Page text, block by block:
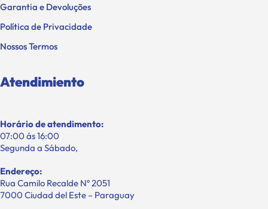
Garantia e Devoluções
Política de Privacidade
Nossos Termos
Atendimiento
Horário de atendimento:
07:00 ás 16:00
Segunda a Sábado,
Endereço:
Rua Camilo Recalde Nº 2051
7000 Ciudad del Este – Paraguay